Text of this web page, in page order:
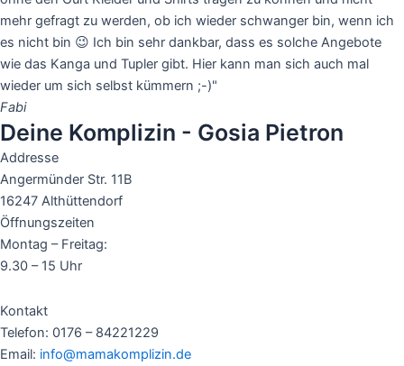
mehr gefragt zu werden, ob ich wieder schwanger bin, wenn ich
es nicht bin 😉 Ich bin sehr dankbar, dass es solche Angebote
wie das Kanga und Tupler gibt. Hier kann man sich auch mal
wieder um sich selbst kümmern ;-)"
Fabi
Deine Komplizin - Gosia Pietron
Addresse
Angermünder Str. 11B
16247 Althüttendorf
Öffnungszeiten
Montag – Freitag:
9.30 – 15 Uhr
Kontakt
Telefon: 0176 – 84221229
Email: info@mamakomplizin.de